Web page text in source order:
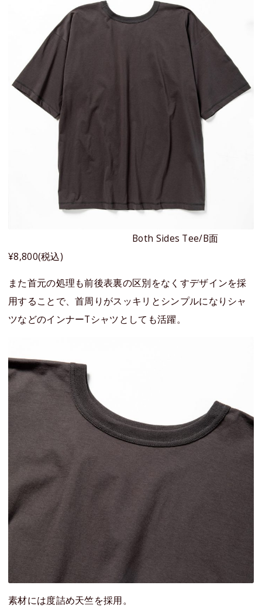
Both Sides Tee/B面
¥8,800(税込)
また首元の処理も前後表裏の区別をなくすデザインを採
用することで、首周りがスッキリとシンプルになりシャ
ツなどのインナーTシャツとしても活躍。
素材には度詰め天竺を採用。